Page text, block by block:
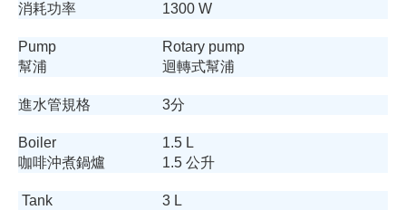
消耗功率
1300 W
Pump
Rotary pump
幫浦
迴轉式幫浦
進水管規格 3分
Boiler
1.5 L
咖啡沖煮鍋爐
1.5 公升
Tank
3 L